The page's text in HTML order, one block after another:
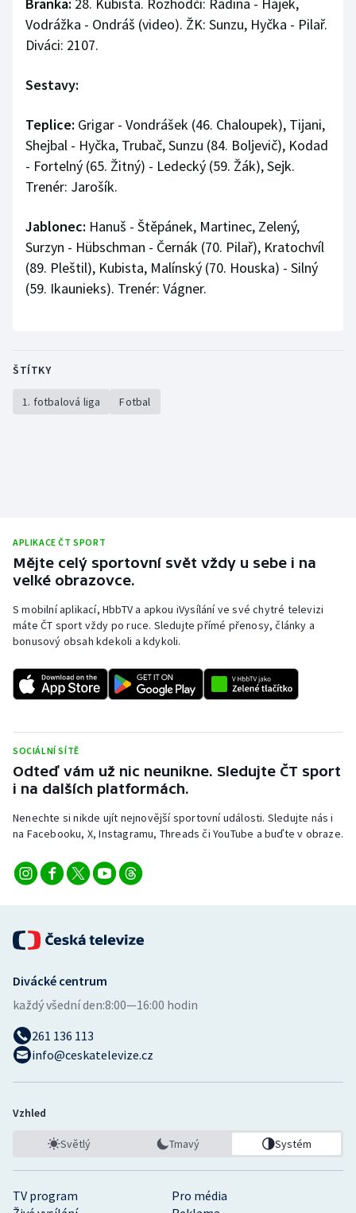
Vodrážka - Ondráš (video). ŽK: Sunzu, Hyčka - Pilař.
Diváci: 2107.
Sestavy:
Teplice: Grigar - Vondrášek (46. Chaloupek), Tijani,
Shejbal - Hyčka, Trubač, Sunzu (84. Boljevič), Kodad
- Fortelný (65. Žitný) - Ledecký (59. Žák), Sejk.
Trenér: Jarošík.
Jablonec: Hanuš - Štěpánek, Martinec, Zelený,
Surzyn - Hübschman - Černák (70. Pilař), Kratochvíl
(89. Pleštil), Kubista, Malínský (70. Houska) - Silný
(59. Ikaunieks). Trenér: Vágner.
ŠTÍTKY
1. fotbalová liga Fotbal
APLIKACE ČT SPORT
Mějte celý sportovní svět vždy u sebe i na
velké obrazovce.
S mobilní aplikací, HbbTV a apkou iVysílání ve své chytré televizi
máte ČT sport vždy po ruce. Sledujte přímé přenosy, články a
bonusový obsah kdekoli a kdykoli.
SOCIÁLNÍ SÍTĚ
Odteď vám už nic neunikne. Sledujte ČT sport
i na dalších platformách.
Nenechte si nikde ujít nejnovější sportovní události. Sledujte nás i
na Facebooku, X, Instagramu, Threads či YouTube a buďte v obraze.
TV program
Pro média
Divácké centrum
každý všední den:8:00—16:00 hodin
261 136 113
info@ceskatelevize.cz
Vzhled
Světlý Tmavý Systém